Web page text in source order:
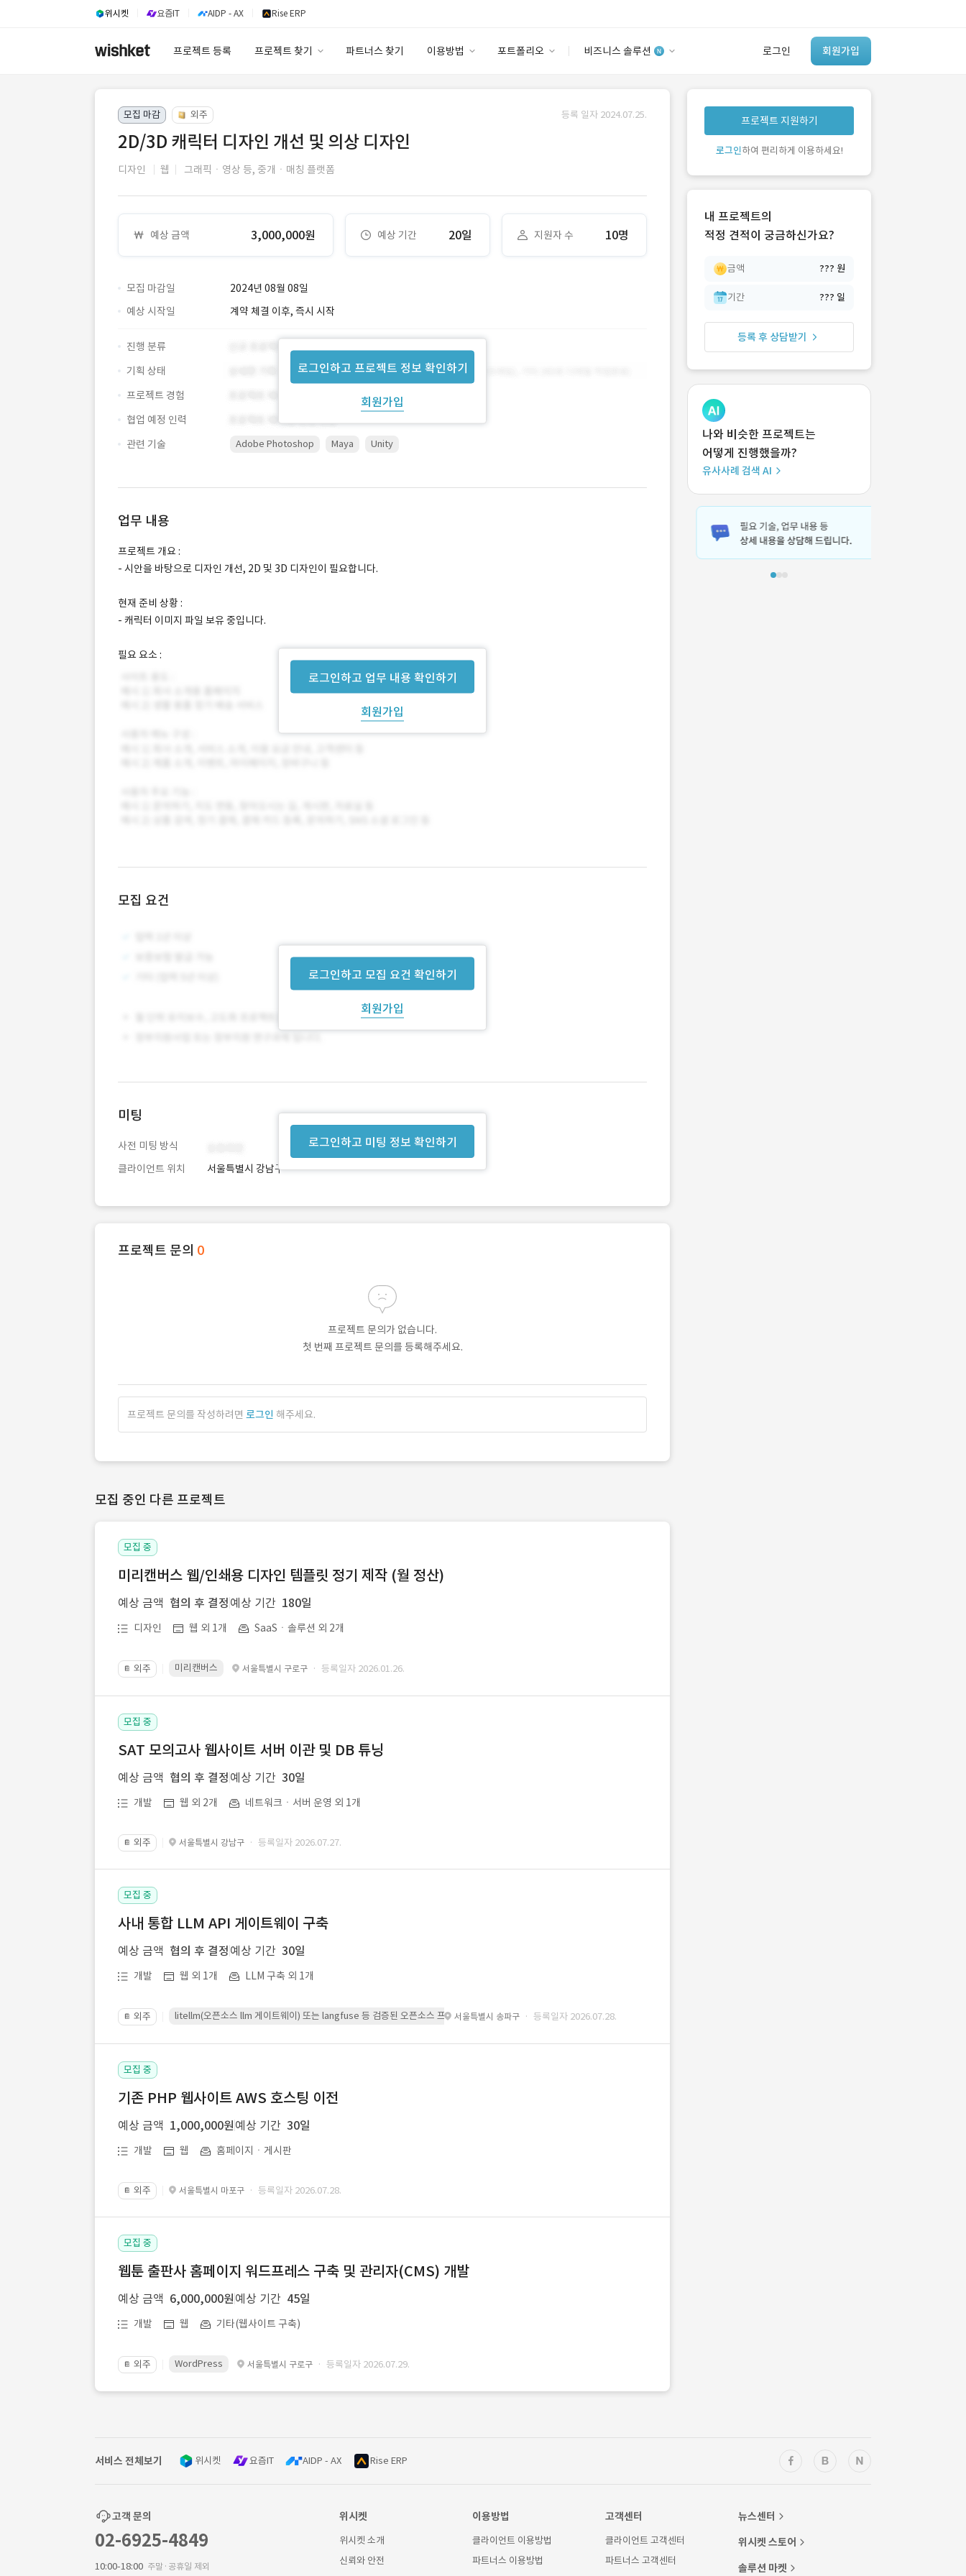
위시켓 요즘IT AIDP - AX Rise ERP
프로젝트 등록 프로젝트 찾기 파트너스 찾기 이용방법 포트폴리오 비즈니스 솔루션 로그인 회원가입
안심 코드 케어
유사사례 검색 AI
‘이런 거’ 만들어본
개발 회사 있어?
모집 마감 외주 등록 일자 2024.07.25.
2D/3D 캐릭터 디자인 개선 및 의상 디자인
디자인 웹 그래픽ㆍ영상 등, 중개ㆍ매칭 플랫폼
예상 금액 3,000,000원 예상 기간 20일 지원자 수 10명
모집 마감일 2024년 08월 08일
로그인하고 프로젝트 정보 확인하기
회원가입
예상 시작일 계약 체결 이후, 즉시 시작
진행 분류
기획 상태
프로젝트 경험
협업 예정 인력
관련 기술
Adobe Photoshop Maya Unity
업무 내용
로그인하고 업무 내용 확인하기
회원가입
프로젝트 개요 :
- 시안을 바탕으로 디자인 개선, 2D 및 3D 디자인이 필요합니다.
현재 준비 상황 :
- 캐릭터 이미지 파일 보유 중입니다.
필요 요소 :
모집 요건
로그인하고 모집 요건 확인하기
회원가입
로그인하고 미팅 정보 확인하기
미팅
사전 미팅 방식
클라이언트 위치
서울특별시 강남구
프로젝트 문의 0
프로젝트 문의가 없습니다.
첫 번째 프로젝트 문의를 등록해주세요.
프로젝트 문의를 작성하려면 로그인 해주세요.
모집 중인 다른 프로젝트
모집 중
미리캔버스 웹/인쇄용 디자인 템플릿 정기 제작 (월 정산)
예상 금액 협의 후 결정 예상 기간 180일
디자인 웹 외 1개 SaaSㆍ솔루션 외 2개
📔 외주 미리캔버스 서울특별시 구로구 · 등록일자 2026.01.26.
모집 중
SAT 모의고사 웹사이트 서버 이관 및 DB 튜닝
예상 금액 협의 후 결정 예상 기간 30일
개발 웹 외 2개 네트워크ㆍ서버 운영 외 1개
📔 외주 서울특별시 강남구 · 등록일자 2026.07.27.
모집 중
사내 통합 LLM API 게이트웨이 구축
예상 금액 협의 후 결정 예상 기간 30일
개발 웹 외 1개 LLM 구축 외 1개
📔 외주 litellm(오픈소스 llm 게이트웨이) 또는 langfuse 등 검증된 오픈소스 프레임워크를 기반으로 시스템을 구축
서울특별시 송파구 · 등록일자 2026.07.28.
모집 중
기존 PHP 웹사이트 AWS 호스팅 이전
예상 금액 1,000,000원 예상 기간 30일
개발 웹 홈페이지ㆍ게시판
📔 외주 서울특별시 마포구 · 등록일자 2026.07.28.
모집 중
웹툰 출판사 홈페이지 워드프레스 구축 및 관리자(CMS) 개발
예상 금액 6,000,000원 예상 기간 45일
개발 웹 기타(웹사이트 구축)
📔 외주 WordPress 서울특별시 구로구 · 등록일자 2026.07.29.
프로젝트 지원하기
로그인하여 편리하게 이용하세요!
내 프로젝트의
적정 견적이 궁금하신가요?
금액 ??? 원
기간 ??? 일
등록 후 상담받기
나와 비슷한 프로젝트는
어떻게 진행했을까?
유사사례 검색 AI
서비스 전체보기 위시켓 요즘IT AIDP - AX Rise ERP
고객 문의
02-6925-4849
10:00-18:00 주말·공휴일 제외
위시켓
위시켓 소개
신뢰와 안전
이용방법
클라이언트 이용방법
파트너스 이용방법
고객센터
클라이언트 고객센터
파트너스 고객센터
뉴스센터
위시켓 스토어
솔루션 마켓